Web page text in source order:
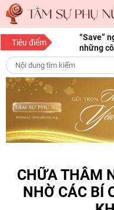
Tiêu điểm
địa chỉ làm tóc đẹp Sài
mê làm đẹp
CHỮA THÂM
NHỜ CÁC BÍ